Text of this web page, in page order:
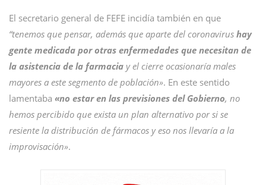
El secretario general de FEFE incidía también en que
“tenemos que pensar, además que aparte del coronavirus hay
gente medicada por otras enfermedades que necesitan de
la asistencia de la farmacia y el cierre ocasionaría males
mayores a este segmento de población». En este sentido
lamentaba «no estar en las previsiones del Gobierno, no
hemos percibido que exista un plan alternativo por si se
resiente la distribución de fármacos y eso nos llevaría a la
improvisación».